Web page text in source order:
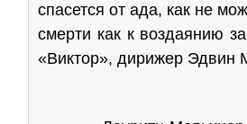
спасется от ада, как не
смерти как к воздаянию
«Виктор», дирижер Эдвин